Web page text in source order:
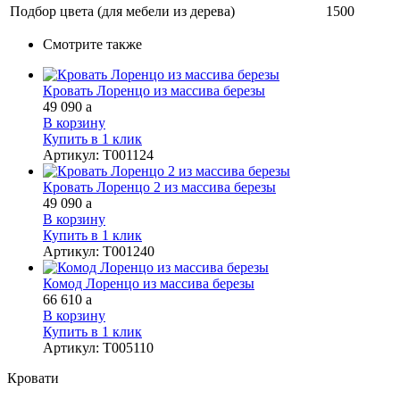
Подбор цвета (для мебели из дерева)
1500
Смотрите также
Кровать Лоренцо из массива березы
49 090 a
В корзину
Купить в 1 клик
Артикул: Т001124
Кровать Лоренцо 2 из массива березы
49 090 a
В корзину
Купить в 1 клик
Артикул: Т001240
Комод Лоренцо из массива березы
66 610 a
В корзину
Купить в 1 клик
Артикул: Т005110
Кровати